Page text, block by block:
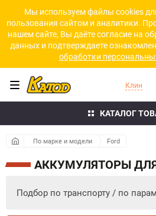
Мы используем файлы cookies
пользования сайтом и аналитики.
нашем сайте, Вы даёте согласие на
данных и подтверждаете
обработки
КАТАЛОГ
Клин
По марке и модели Ford
АККУМУЛЯТОРЫ ДЛЯ
Подбор по транспорту / по